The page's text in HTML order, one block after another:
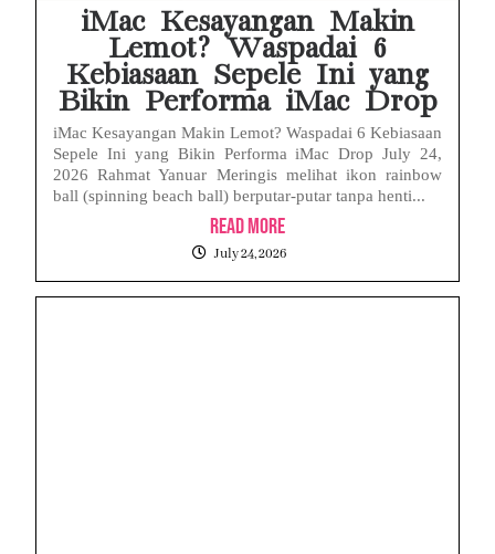
iMac Kesayangan Makin
Lemot? Waspadai 6
Kebiasaan Sepele Ini yang
Bikin Performa iMac Drop
iMac Kesayangan Makin Lemot? Waspadai 6 Kebiasaan
Sepele Ini yang Bikin Performa iMac Drop July 24,
2026 Rahmat Yanuar Meringis melihat ikon rainbow
ball (spinning beach ball) berputar-putar tanpa henti...
Read More
July 24, 2026